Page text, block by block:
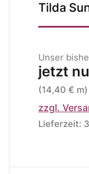
Tilda
Unser
jetzt
(14,40 € m)
zzgl.
Lieferzeit: